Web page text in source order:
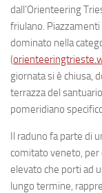
dall’Orienteering
friulano.
dominato nella
(
giornata si è chiusa,
terrazza del
pomeridiano
Il raduno fa parte di
comitato veneto, per
elevato che porti ad
lungo termine,